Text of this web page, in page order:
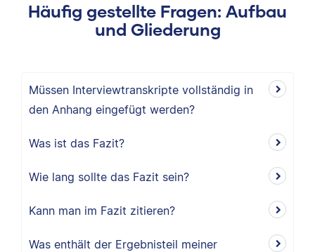
Häufig gestellte Fragen: Aufbau
und Gliederung
Müssen Interviewtranskripte vollständig in
den Anhang eingefügt werden?
Was ist das Fazit?
Wie lang sollte das Fazit sein?
Kann man im Fazit zitieren?
Was enthält der Ergebnisteil meiner